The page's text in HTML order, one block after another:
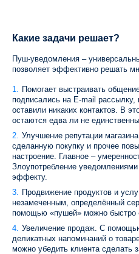
Какие задачи решает?
Пуш-уведомления –
позволяет эффективно решать
Помогает выстраивать
подписались на E-mail
оставили никаких контактов. В
остаются едва ли не
Улучшение репутации
сделанную покупку и прочее
настроение. Главное –
Злоупотребление
эффекту.
Продвижение продуктов и
незамеченным, определённый
помощью «пушей» можно быстро
Увеличение продаж. С
деликатных напоминаний о
можно убедить клиента сделать